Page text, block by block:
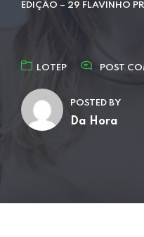
EDIÇÃO – 29 FLAVINHO
LOTEP POST
POSTED BY
Da Hora